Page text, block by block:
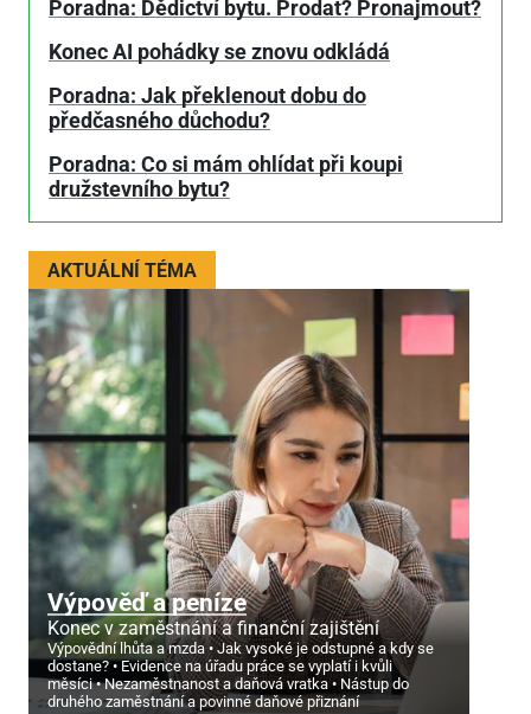
Poradna: Dědictví bytu. Prodat? Pronajmout?
Konec AI pohádky se znovu odkládá
Poradna: Jak překlenout dobu do
předčasného důchodu?
Poradna: Co si mám ohlídat při koupi
družstevního bytu?
AKTUÁLNÍ TÉMA
Výpověď a peníze
Konec v zaměstnání a finanční zajištění
Výpovědní lhůta a mzda
Jak vysoké je odstupné a kdy se
dostane?
Evidence na úřadu práce se vyplatí i kvůli
měsíci
Nezaměstnanost a daňová vratka
Nástup do
druhého zaměstnání a povinné daňové přiznání